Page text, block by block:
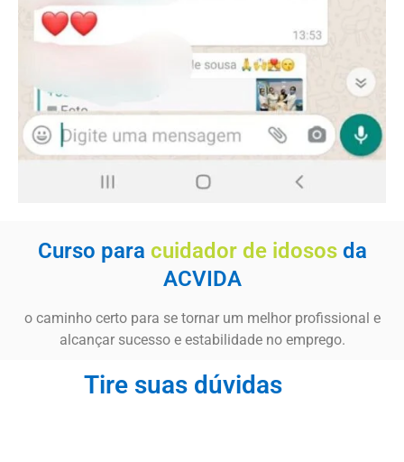
Curso para cuidador de idosos da
ACVIDA
o caminho certo para se tornar um melhor profissional e
alcançar sucesso e estabilidade no emprego.
Tire suas dúvidas